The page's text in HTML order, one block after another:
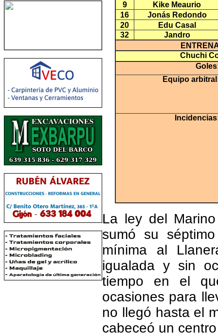
9
Kike Meaurio
16
Jonás Redondo
20
Edu Casal
32
Jandro
Chuchi
Equipo
La ley del
sumó su
mínima al
igualada y sin
tiempo en el
ocasiones para
no llegó hasta el
cabeceó un